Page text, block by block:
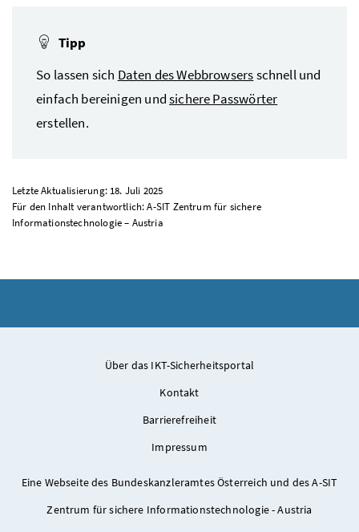
Tipp
So lassen sich Daten des Webbrowsersschnell und
einfach bereinigen undsichere Passwörter
erstellen.
Letzte Aktualisierung: 18. Juli 2025
Für den Inhalt verantwortlich: A-SIT Zentrum für sichere
Informationstechnologie – Austria
Über das IKT-Sicherheitsportal
Kontakt
Barrierefreiheit
Impressum
Eine Webseite des Bundeskanzleramtes Österreich und des A-SIT
Zentrum für sichere Informationstechnologie - Austria